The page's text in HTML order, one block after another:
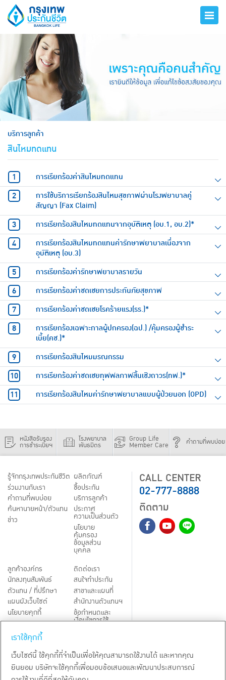
บริการลูกค้า
สินไหมทดแทน
การเรียกร้องค่าสินไหมทดแทน
การใช้บริการเรียกร้องสินไหมสุขภาพผ่านโรงพยาบาลคู่
สัญญา (Fax Claim)
การเรียกร้องสินไหมทดแทนจากอุบัติเหตุ (อบ.1, อบ.2)*
การเรียกร้องสินไหมทดแทนค่ารักษาพยาบาลเนื่องจาก
อุบัติเหตุ (อบ.3)
การเรียกร้องค่ารักษาพยาบาลรายวัน
การเรียกร้องค่าชดเชยการประกันภัยสุขภาพ
การเรียกร้องค่าชดเชยโรคร้ายแรง(รร.)*
การเรียกร้องเฉพาะกาลผู้ปกครอง(ฉป.) /คุ้มครองผู้ชำระ
เบี้ย(คช.)*
การเรียกร้องสินไหมมรณกรรม
การเรียกร้องค่าชดเชยทุพพลภาพสิ้นเชิงถาวร(ทพ.)*
การเรียกร้องสินไหมค่ารักษาพยาบาลแบบผู้ป่วยนอก (OPD)
หนังสือรับรอง
การชำระเบี้ยฯ
โรงพยาบาล
พันธมิตร
Group Life
Member Care คำถามที่พบบ่อย
รู้จักกรุงเทพประกันชีวิต
ร่วมงานกับเรา
คำถามที่พบบ่อย
ค้นหานายหน้า/ตัวแทน
ข่าว
ผลิตภัณฑ์
ชื้อประกัน
บริการลูกค้า
ประกาศ
ความเป็นส่วนตัว
นโยบาย
คุ้มครอง
ข้อมูลส่วน
บุคคล
ลูกค้าองค์กร
นักลงทุนสัมพันธ์
ตัวแทน / ที่ปรึกษา
แผนผังเว็บไซต์
นโยบายคุกกี้
Third-Party Notices
ติดต่อเรา
สนใจทำประกัน
สาขาและแผนที่
สำนักงานตัวแทนฯ
ข้อกำหนดและ
เงื่อนไขการใช้
CALL CENTER
02-777-8888
ติดตาม
TH EN
สงวนลิขสิทธิ์ พ.ศ.2569
เราใช้คุกกี้
เว็บไซต์นี้ ใช้คุกกี้ที่จำเป็นเพื่อให้คุณสามารถใช้งานได้ และหากคุณ
ยินยอม บริษัทจะใช้คุกกี้เพื่อมอบข้อเสนอและพัฒนาประสบการณ์